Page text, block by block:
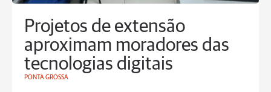
Projetos de extensão
aproximam moradores das
tecnologias digitais
PONTA GROSSA